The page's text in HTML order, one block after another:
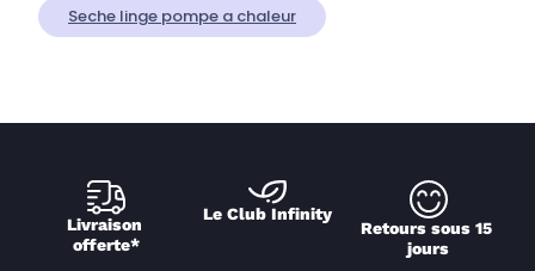
Seche linge pompe a chaleur
Livraison
offerte*
Le Club Infinity
Retours sous 15
jours